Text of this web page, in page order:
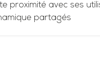
proximité avec ses
partagés